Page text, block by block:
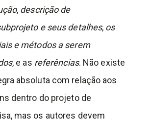
, descrição de
e seus detalhes, os
e métodos a serem
, e as referências. Não existe
absoluta com relação aos
dentro do projeto de
mas os autores devem